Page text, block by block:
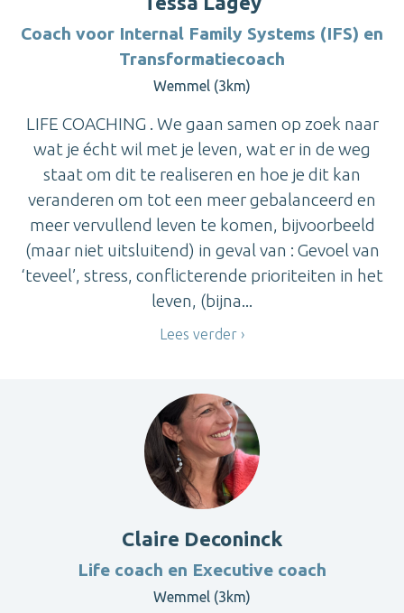
Coach voor Internal Family Systems (IFS) en
Transformatiecoach
Wemmel (3km)
LIFE COACHING . We gaan samen op zoek naar
wat je écht wil met je leven, wat er in de weg
staat om dit te realiseren en hoe je dit kan
veranderen om tot een meer gebalanceerd en
meer vervullend leven te komen, bijvoorbeeld
(maar niet uitsluitend) in geval van : Gevoel van
‘teveel’, stress, conflicterende prioriteiten in het
leven, (bijna...
Lees verder
Claire Deconinck
Life coach en Executive coach
Wemmel (3km)